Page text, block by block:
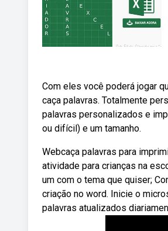
Com eles você poderá jogar
caça palavras. Totalmente
palavras personalizados e
ou difícil) e um tamanho.
Webcaça palavras para
atividade para crianças na
um com o tema que quiser;
criação no word. Inicie o
palavras atualizados